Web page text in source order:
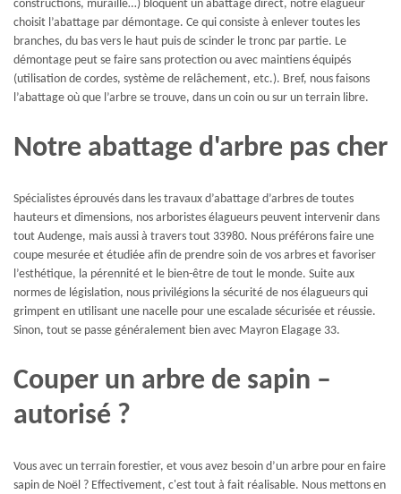
constructions, muraille…) bloquent un abattage direct, notre élagueur
choisit l’abattage par démontage. Ce qui consiste à enlever toutes les
branches, du bas vers le haut puis de scinder le tronc par partie. Le
démontage peut se faire sans protection ou avec maintiens équipés
(utilisation de cordes, système de relâchement, etc.). Bref, nous faisons
l’abattage où que l’arbre se trouve, dans un coin ou sur un terrain libre.
Notre abattage d'arbre pas cher
Spécialistes éprouvés dans les travaux d’abattage d’arbres de toutes
hauteurs et dimensions, nos arboristes élagueurs peuvent intervenir dans
tout Audenge, mais aussi à travers tout 33980. Nous préférons faire une
coupe mesurée et étudiée afin de prendre soin de vos arbres et favoriser
l’esthétique, la pérennité et le bien-être de tout le monde. Suite aux
normes de législation, nous privilégions la sécurité de nos élagueurs qui
grimpent en utilisant une nacelle pour une escalade sécurisée et réussie.
Sinon, tout se passe généralement bien avec Mayron Elagage 33.
Couper un arbre de sapin –
autorisé ?
Vous avec un terrain forestier, et vous avez besoin d’un arbre pour en faire
sapin de Noël ? Effectivement, c'est tout à fait réalisable. Nous mettons en